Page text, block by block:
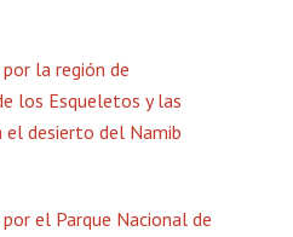
la región de
los Esqueletos y las
el desierto del Namib
el Parque Nacional de